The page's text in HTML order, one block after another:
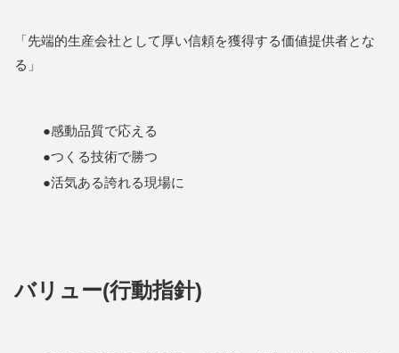
「先端的生産会社として厚い信頼を獲得する価値提供者とな
る」
●感動品質で応える
●つくる技術で勝つ
●活気ある誇れる現場に
バリュー(行動指針)